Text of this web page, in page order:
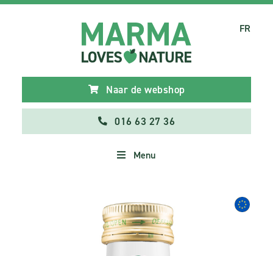
Naar de webshop
016 63 27 36
Menu
FR